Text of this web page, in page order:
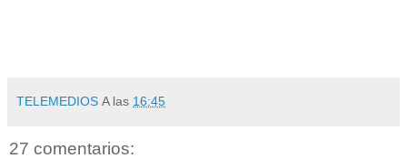
TELEMEDIOS A las 16:45
27 comentarios: